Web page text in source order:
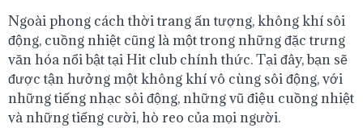
Ngoài phong cách thời trang ấn tượng, không khí sôi
động, cuồng nhiệt cũng là một trong những đặc trưng
văn hóa nổi bật tại Hit club chính thức. Tại đây, bạn sẽ
được tận hưởng một không khí vô cùng sôi động, với
những tiếng nhạc sôi động, những vũ điệu cuồng nhiệt
và những tiếng cười, hò reo của mọi người.